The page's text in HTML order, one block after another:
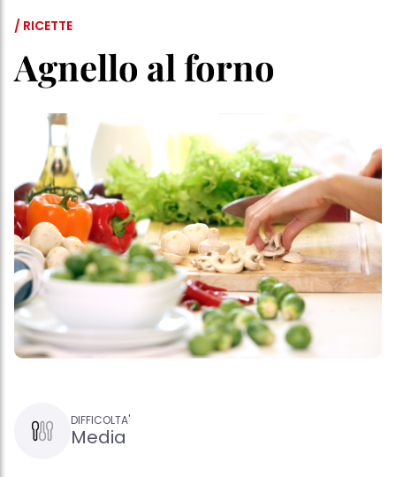
/ RICETTE
Agnello al forno
DIFFICOLTA'
Media